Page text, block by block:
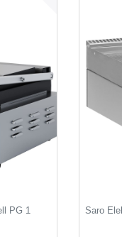
PG 1 Saro